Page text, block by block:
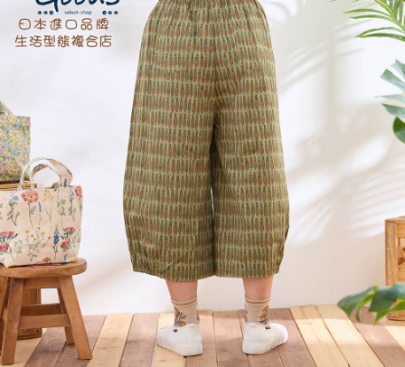
【「AFTEE先享後付」結帳流程】
１．於結帳方式選擇「AFTEE先享後付」後，將跳轉至「AFTEE先享後付」
結帳頁面，進行簡訊認證並確認金額後，即可完成結帳。
２．訂單成立數日內，您將收到繳費通知簡訊。
３．收到繳費通知簡訊後14天內，點擊此簡訊中的連結，可透過四大超商／
ATM／網路銀行／等多元方式進行付款，方視為交易完成。
※ 請注意：結帳手續完成當下不需立刻繳費，但若您需要取消訂單，請聯絡
購買商品的店家。未經商家同意取消之訂單仍視為有效，需透過AFTEE先享
後付繳納相關費用。
※ 交易是否成功請以「AFTEE先享後付 」之結帳頁面顯示為準，若有關於
是否繳費成功／繳費後需取消欲退款等相關疑問，請聯繫「AFTEE先享後付
客戶支援中心」
https://netprotections.freshdesk.com/support/home
【注意事項】
１．透過由恩沛科技股份有限公司提供之「AFTEE先享後付」服務完成之交
易，需依本服務之必要範圍內提供個人資料，並將交易相關給付款項請求債
權轉讓予恩沛科技股份有限公司。
２．關於個人資料處理事宜，請瀏覽以下網址：
https://aftee.tw/terms/#terms3
３．未成年的使用者請事先徵得法定代理人或監護人之同意方可使用
「AFTEE先享後付」，若未經同意申辦者引起之損失，本公司不負相關責
任。
每筆NT$60，滿NT$1,800(含以上)免運費
付款後全家取貨
每筆NT$60，滿NT$1,800(含以上)免運費
每筆NT$60，滿NT$2,000(含以上)免運費
付款後7-11取貨
每筆NT$60，滿NT$2,000(含以上)免運費
黑貓宅急便(包裹尺寸60cm以下)
每筆NT$100，滿NT$2,000(含以上)免運費
黑貓宅急便(包裹尺寸90cm以下)
每筆NT$140，滿NT$2,000(含以上)免運費